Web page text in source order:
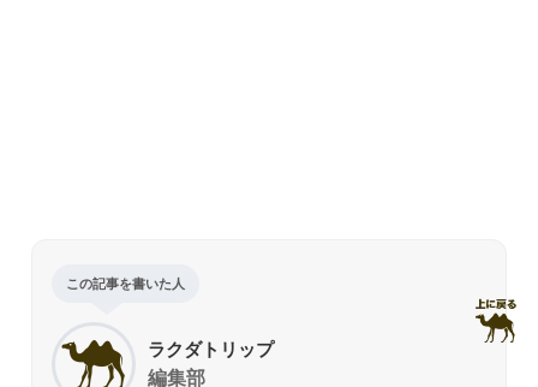
この記事を書いた人
ラクダトリップ
編集部